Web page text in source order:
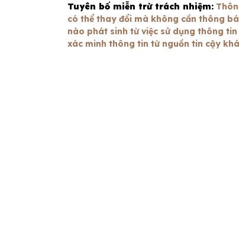
Tuyên bố miễn trừ trách nhiệm:
có thể thay đổi mà không cần thông
nào phát sinh từ việc sử dụng thông
xác minh thông tin từ nguồn tin cậy